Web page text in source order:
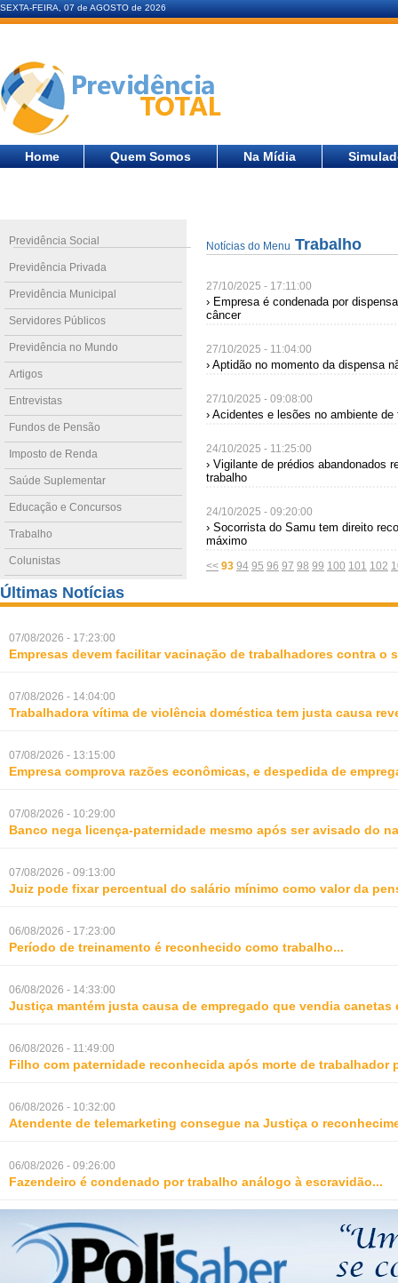
SEXTA-FEIRA, 07 de AGOSTO de 2026
Home Quem Somos Na Mídia
Previdência Social
Previdência Privada
Previdência Municipal
Servidores Públicos
Previdência no Mundo
Artigos
Entrevistas
Fundos de Pensão
Imposto de Renda
Saúde Suplementar
Educação e Concursos
Trabalho
Colunistas
Notícias do Menu Trabalho
27/10/2025 - 17:11:00
› Empresa é condenada por
câncer
27/10/2025 - 11:04:00
› Aptidão no momento da dispensa
27/10/2025 - 09:08:00
› Acidentes e lesões no ambiente
24/10/2025 - 11:25:00
› Vigilante de prédios abandonados
trabalho
24/10/2025 - 09:20:00
› Socorrista do Samu tem direito
máximo
<< 93 94 95 96 97 98 99 100 101 102
Últimas Notícias
07/08/2026 - 17:23:00
Empresas devem facilitar vacinação de trabalhadores contra o
07/08/2026 - 14:04:00
Trabalhadora vítima de violência doméstica tem justa causa
07/08/2026 - 13:15:00
Empresa comprova razões econômicas, e despedida de
07/08/2026 - 10:29:00
Banco nega licença-paternidade mesmo após ser avisado do
07/08/2026 - 09:13:00
Juiz pode fixar percentual do salário mínimo como valor da
06/08/2026 - 17:23:00
Período de treinamento é reconhecido como trabalho...
06/08/2026 - 14:33:00
Justiça mantém justa causa de empregado que vendia canetas
06/08/2026 - 11:49:00
Filho com paternidade reconhecida após morte de trabalhador
06/08/2026 - 10:32:00
Atendente de telemarketing consegue na Justiça o
06/08/2026 - 09:26:00
Fazendeiro é condenado por trabalho análogo à escravidão...